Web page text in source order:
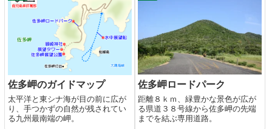
佐多岬のガイドマップ
太平洋と東シナ海が目の前に広が
り、手つかずの自然が残されてい
る九州最南端の岬。
佐多岬ロードパーク
距離８ｋｍ、緑豊かな景色が広が
る県道３８号線から佐多岬の先端
までを結ぶ専用道路。